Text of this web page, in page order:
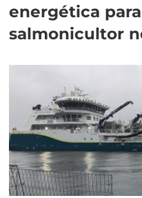
energética
salmonicultor